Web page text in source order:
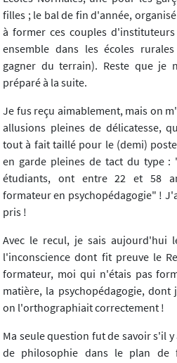
filles ; le bal de fin d'année,
à former ces couples
ensemble dans les écoles
gagner du terrain). Reste que je
préparé à la suite.
Je fus reçu aimablement, mais on
allusions pleines de délicatesse,
tout à fait taillé pour le (demi)
en garde pleines de tact du type :
étudiants, ont entre 22 et 58
formateur en psychopédagogie" !
pris !
Avec le recul, je sais
l'inconscience dont fit preuve le
formateur, moi qui n'étais pas
matière, la psychopédagogie, dont
on l'orthographiait correctement !
Ma seule question fut de savoir s'il
de philosophie dans le plan de